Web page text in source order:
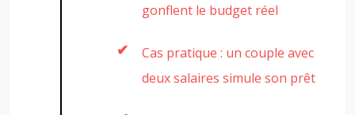
gonflent le budget réel
Cas pratique : un couple avec
deux salaires simule son prêt